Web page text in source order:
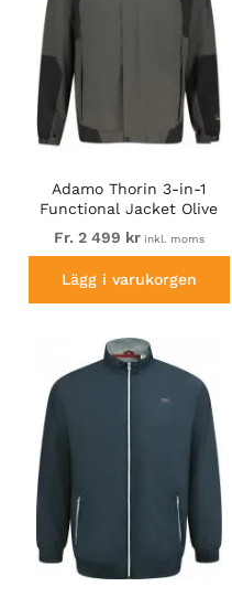
Adamo Thorin 3-in-1
Functional Jacket Olive
Green
Fr. 2 499 krinkl. moms
Lägg i varukorgen